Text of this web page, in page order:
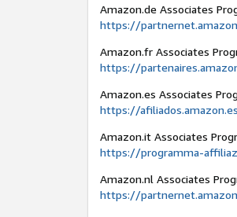
Amazon.de Associates
https://
Amazon.fr Associates
https://
Amazon.es Associates
https://
Amazon.it Associates
https://programma-
Amazon.nl Associates
https://